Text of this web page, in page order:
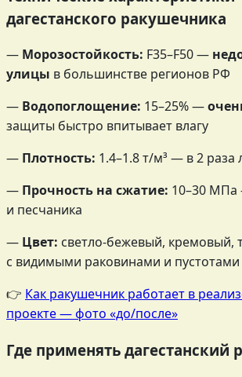
дагестанского ракушечника
— Морозостойкость: F35–F50 —
улицы в большинстве регионов РФ
— Водопоглощение: 15–25% —
защиты быстро впитывает влагу
— Плотность: 1.4–1.8 т/м³ — в 2 раза
— Прочность на сжатие: 10–30
и песчаника
— Цвет: светло-бежевый, кремовый,
с видимыми раковинами и пустотами
👉 Как ракушечник работает в
проекте — фото «до/после»
Где применять дагестанский